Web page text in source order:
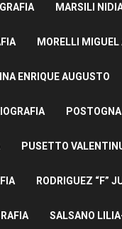
MARSILI
MORELLI
ENRIQUE AUGUSTO
PUSETTO
RODRIGUEZ “F”
SALSANO